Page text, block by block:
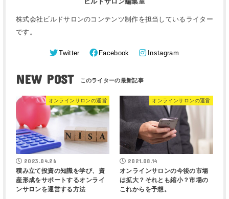
株式会社ビルドサロンのコンテンツ制作を担当しているライター
です。
Twitter Facebook Instagram
NEW POST
オンラインサロンの運営
2023.04.26
積み立て投資の知識を学び、資
産形成をサポートするオンライ
ンサロンを運営する方法
オンラインサロンの運営
2021.08.14
オンラインサロンの今後の市場
は拡大？それとも縮小？市場の
これからを予想。